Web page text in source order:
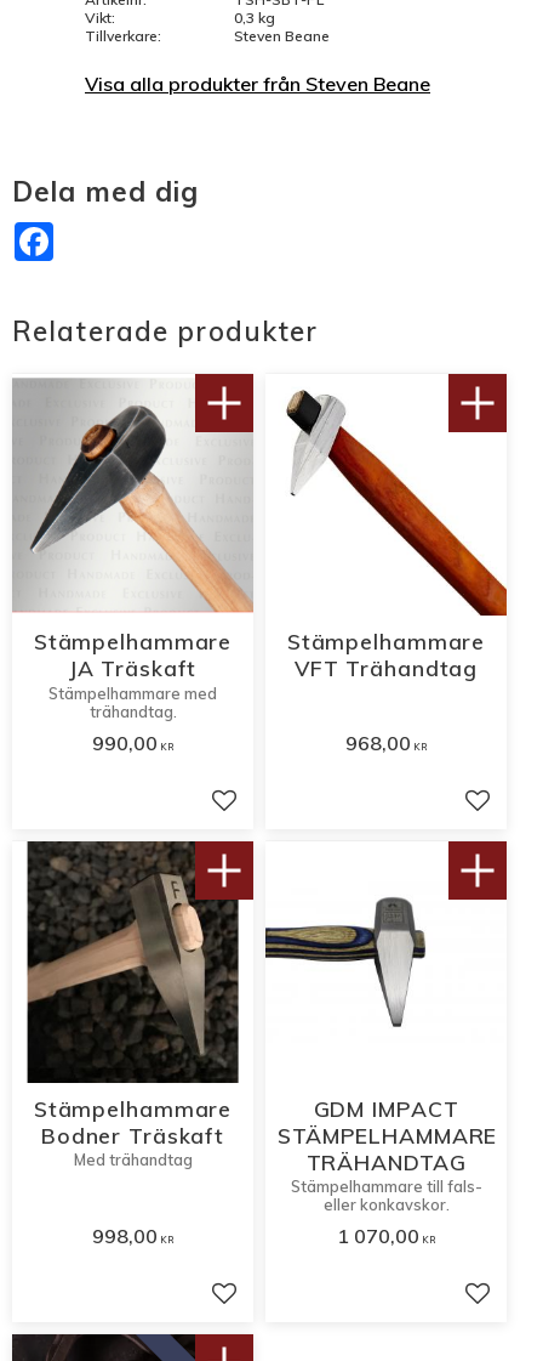
Vikt
0,3 kg
Tillverkare
Steven Beane
Visa alla produkter från Steven Beane
Dela med dig
Relaterade produkter
Stämpelhammare
JA Träskaft
Stämpelhammare med
trähandtag.
990,00 KR
Lägg till i favoriter
Stämpelhammare
VFT Trähandtag
968,00 KR
Lägg
Stämpelhammare
Bodner Träskaft
Med trähandtag
998,00 KR
Lägg till i favoriter
GDM IMPACT
STÄMPELHAMMARE
TRÄHANDTAG
Stämpelhammare till fals-
eller konkavskor.
1 070,00 KR
Lägg